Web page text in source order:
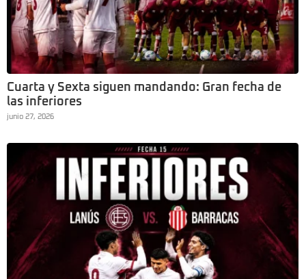
Cuarta y Sexta siguen mandando: Gran fecha de
las inferiores
junio 27, 2026